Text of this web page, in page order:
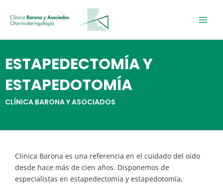
contenido
ESTAPEDECTOMÍA Y
ESTAPEDOTOMÍA
CLÍNICA BARONA Y ASOCIADOS
Clínica Barona es una referencia en el cuidado del oído
desde hace más de cien años. Disponemos de
especialistas en estapedectomía y estapedotomía,